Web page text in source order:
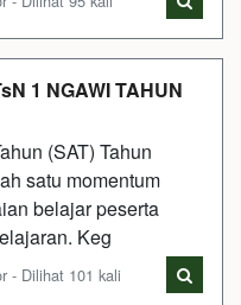
1 NGAWI TAHUN
(SAT) Tahun
satu momentum
belajar peserta
Keg
- Dilihat 101 kali